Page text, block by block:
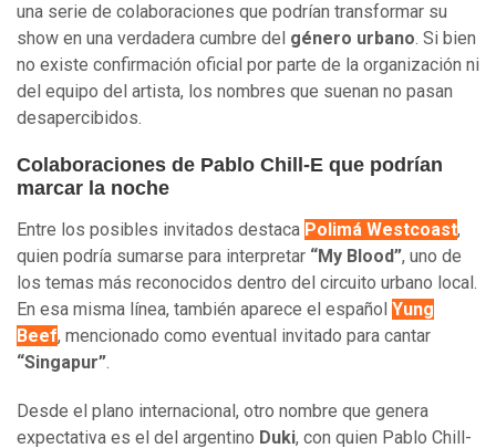
una serie de colaboraciones que podrían transformar su
show en una verdadera cumbre del género urbano. Si bien
no existe confirmación oficial por parte de la organización ni
del equipo del artista, los nombres que suenan no pasan
desapercibidos.
Colaboraciones de Pablo Chill-E que podrían
marcar la noche
Entre los posibles invitados destaca Polimá Westcoast,
quien podría sumarse para interpretar “My Blood”, uno de
los temas más reconocidos dentro del circuito urbano local.
En esa misma línea, también aparece el español Yung
Beef, mencionado como eventual invitado para cantar
“Singapur”.
Desde el plano internacional, otro nombre que genera
expectativa es el del argentino Duki, con quien Pablo Chill-